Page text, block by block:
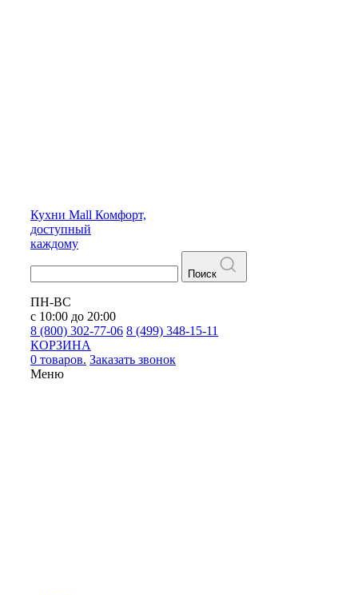
Кухни Mall Комфорт,
доступный
каждому
Поиск
ПН-ВС
с 10:00 до 20:00
8 (800) 302-77-06 8 (499) 348-15-11
КОРЗИНА
0 товаров. Заказать звонок
Меню